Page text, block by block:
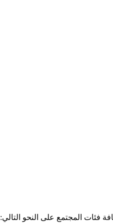
فئات المجتمع على النحو التالي: